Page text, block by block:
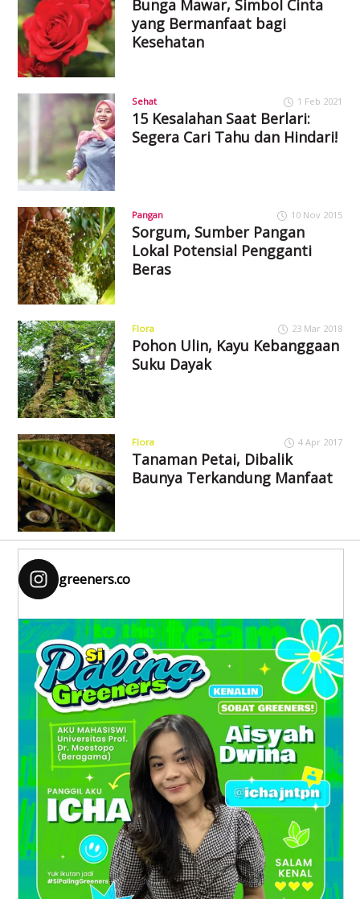
Bunga Mawar, Simbol Cinta
yang Bermanfaat bagi
Kesehatan
Sehat 1 Feb 2021
15 Kesalahan Saat Berlari:
Segera Cari Tahu dan Hindari!
Pangan 10 Nov 2015
Sorgum, Sumber Pangan
Lokal Potensial Pengganti
Beras
Flora 23 Mar 2018
Pohon Ulin, Kayu Kebanggaan
Suku Dayak
Flora 4 Apr 2017
Tanaman Petai, Dibalik
Baunya Terkandung Manfaat
greeners.co